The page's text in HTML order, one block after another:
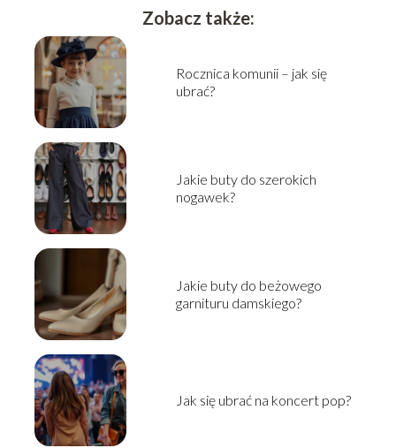
Zobacz także:
Rocznica komunii – jak się
ubrać?
Jakie buty do szerokich
nogawek?
Jakie buty do beżowego
garnituru damskiego?
Jak się ubrać na koncert pop?